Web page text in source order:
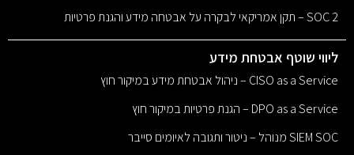
SOC 2 – תקן אמריקאי לבקרה על אבטחה מידע והגנת פרטיות
ליווי שוטף אבטחת מידע
CISO as a Service – ניהול אבטחת מידע במיקור חוץ
DPO as a Service – הגנת פרטיות במיקור חוץ
SIEM SOC מנוהל – ניטור ותגובה לאיומים סייבר